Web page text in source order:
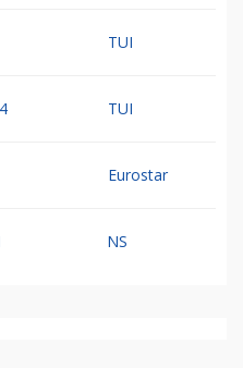
TUI
TUI
Eurostar
NS